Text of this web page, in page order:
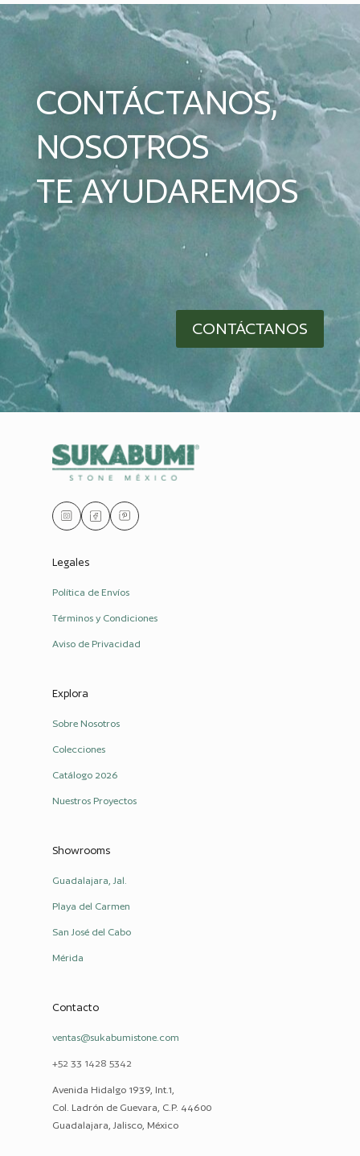
CONTÁCTANOS,
NOSOTROS
TE AYUDAREMOS
CONTÁCTANOS
Legales
Política de Envíos
Términos y Condiciones
Aviso de Privacidad
Explora
Sobre Nosotros
Colecciones
Catálogo 2026
Nuestros Proyectos
Showrooms
Guadalajara, Jal.
Playa del Carmen
San José del Cabo
Mérida
Contacto
ventas@sukabumistone.com
+52 33 1428 5342
Avenida Hidalgo 1939, Int.1,
Col. Ladrón de Guevara, C.P. 44600
Guadalajara, Jalisco, México